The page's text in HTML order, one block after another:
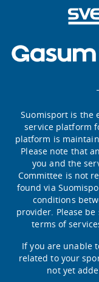
Suomisport is the
service platform
platform is
Please note that
you and the
Committee is not
found via
conditions
provider. Please
terms of
If you are unable
related to your
not yet